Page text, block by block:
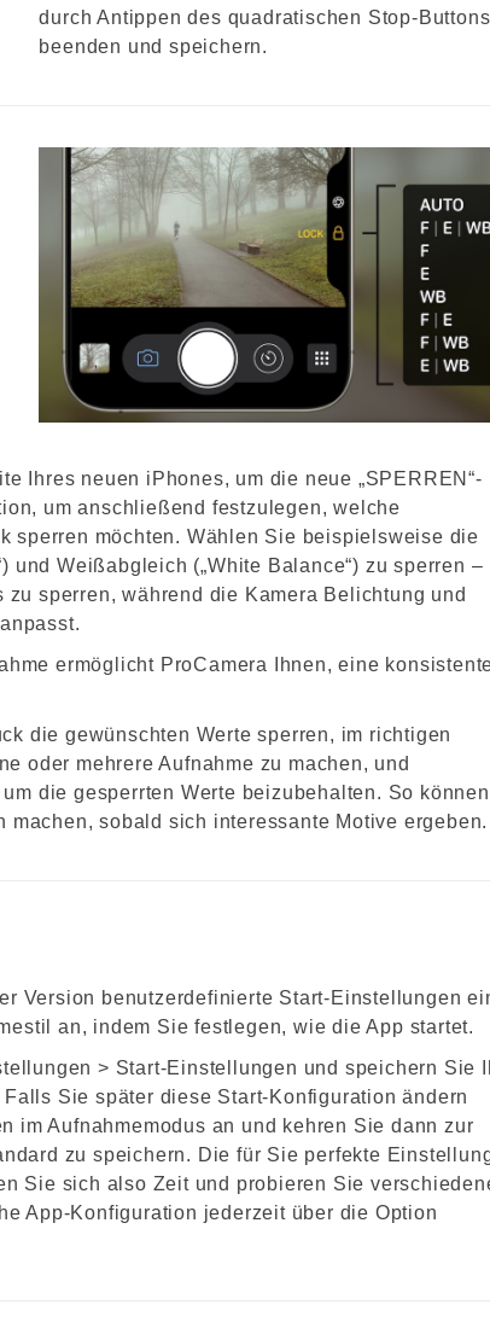
durch Antippen des quadratischen Stop-Buttons
beenden und speichern.
Ihres neuen iPhones, um die neue „SPERREN“-
um anschließend festzulegen, welche
sperren möchten. Wählen Sie beispielsweise die
und Weißabgleich („White Balance“) zu sperren –
sperren, während die Kamera Belichtung und
ermöglicht ProCamera Ihnen, eine
die gewünschten Werte sperren, im richtigen
oder mehrere Aufnahme zu machen, und
die gesperrten Werte beizubehalten. So
sobald sich interessante Motive ergeben.
Version benutzerdefinierte Start-Einstellungen
an, indem Sie festlegen, wie die App startet.
> Start-Einstellungen und speichern Sie
Sie später diese Start-Konfiguration ändern
im Aufnahmemodus an und kehren Sie dann zur
zu speichern. Die für Sie perfekte
Sie sich also Zeit und probieren Sie
App-Konfiguration jederzeit über die Option